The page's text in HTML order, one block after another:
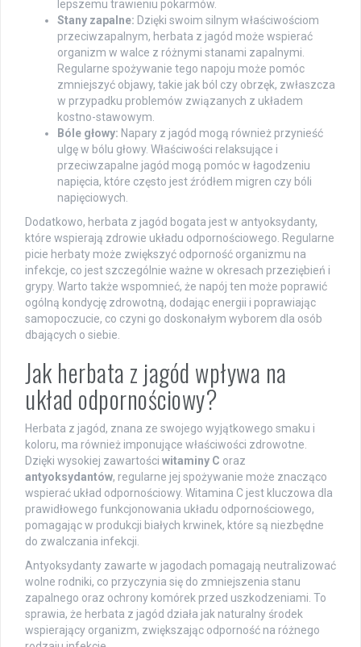
lepszemu trawieniu pokarmów.
Stany zapalne: Dzięki swoim silnym właściwościom
przeciwzapalnym, herbata z jagód może wspierać
organizm w walce z różnymi stanami zapalnymi.
Regularne spożywanie tego napoju może pomóc
zmniejszyć objawy, takie jak ból czy obrzęk, zwłaszcza
w przypadku problemów związanych z układem
kostno-stawowym.
Bóle głowy: Napary z jagód mogą również przynieść
ulgę w bólu głowy. Właściwości relaksujące i
przeciwzapalne jagód mogą pomóc w łagodzeniu
napięcia, które często jest źródłem migren czy bóli
napięciowych.
Dodatkowo, herbata z jagód bogata jest w antyoksydanty,
które wspierają zdrowie układu odpornościowego. Regularne
picie herbaty może zwiększyć odporność organizmu na
infekcje, co jest szczególnie ważne w okresach przeziębień i
grypy. Warto także wspomnieć, że napój ten może poprawić
ogólną kondycję zdrowotną, dodając energii i poprawiając
samopoczucie, co czyni go doskonałym wyborem dla osób
dbających o siebie.
Jak herbata z jagód wpływa na
układ odpornościowy?
Herbata z jagód, znana ze swojego wyjątkowego smaku i
koloru, ma również imponujące właściwości zdrowotne.
Dzięki wysokiej zawartości witaminy C oraz
antyoksydantów, regularne jej spożywanie może znacząco
wspierać układ odpornościowy. Witamina C jest kluczowa dla
prawidłowego funkcjonowania układu odpornościowego,
pomagając w produkcji białych krwinek, które są niezbędne
do zwalczania infekcji.
Antyoksydanty zawarte w jagodach pomagają neutralizować
wolne rodniki, co przyczynia się do zmniejszenia stanu
zapalnego oraz ochrony komórek przed uszkodzeniami. To
sprawia, że herbata z jagód działa jak naturalny środek
wspierający organizm, zwiększając odporność na różnego